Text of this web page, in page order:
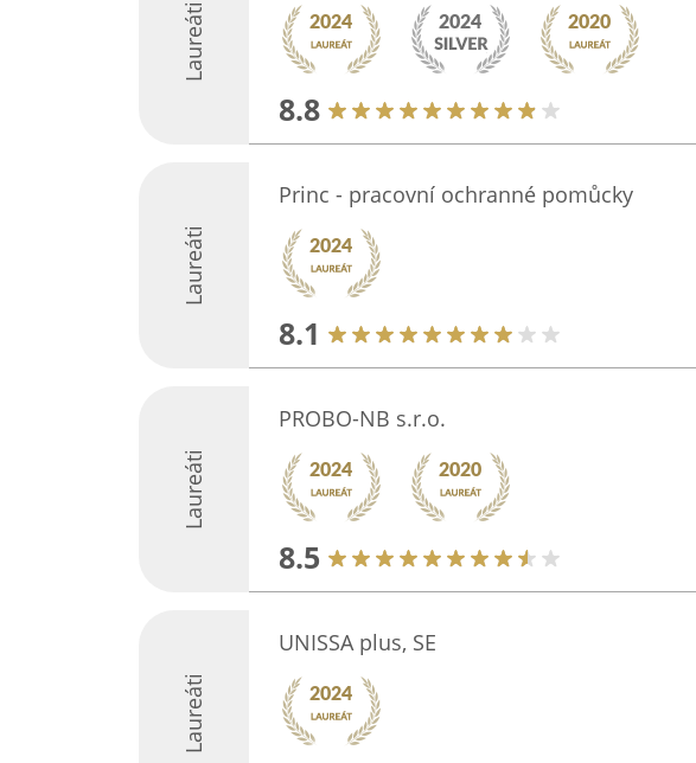
Laureáti
8.8
Laureáti
Princ - pracovní ochranné pomůcky
8.1
Laureáti
PROBO-NB s.r.o.
8.5
Laureáti
UNISSA plus, SE